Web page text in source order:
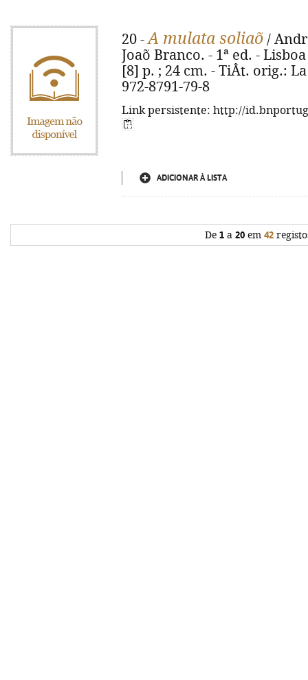
20 -A mulata soliaõ /
Joaõ Branco. - 1ª ed. -
[8] p. ; 24 cm. - TiÂt. orig.:
972-8791-79-8
Link persistente: http://
ADICIONAR À LISTA
De 1a 20em 42